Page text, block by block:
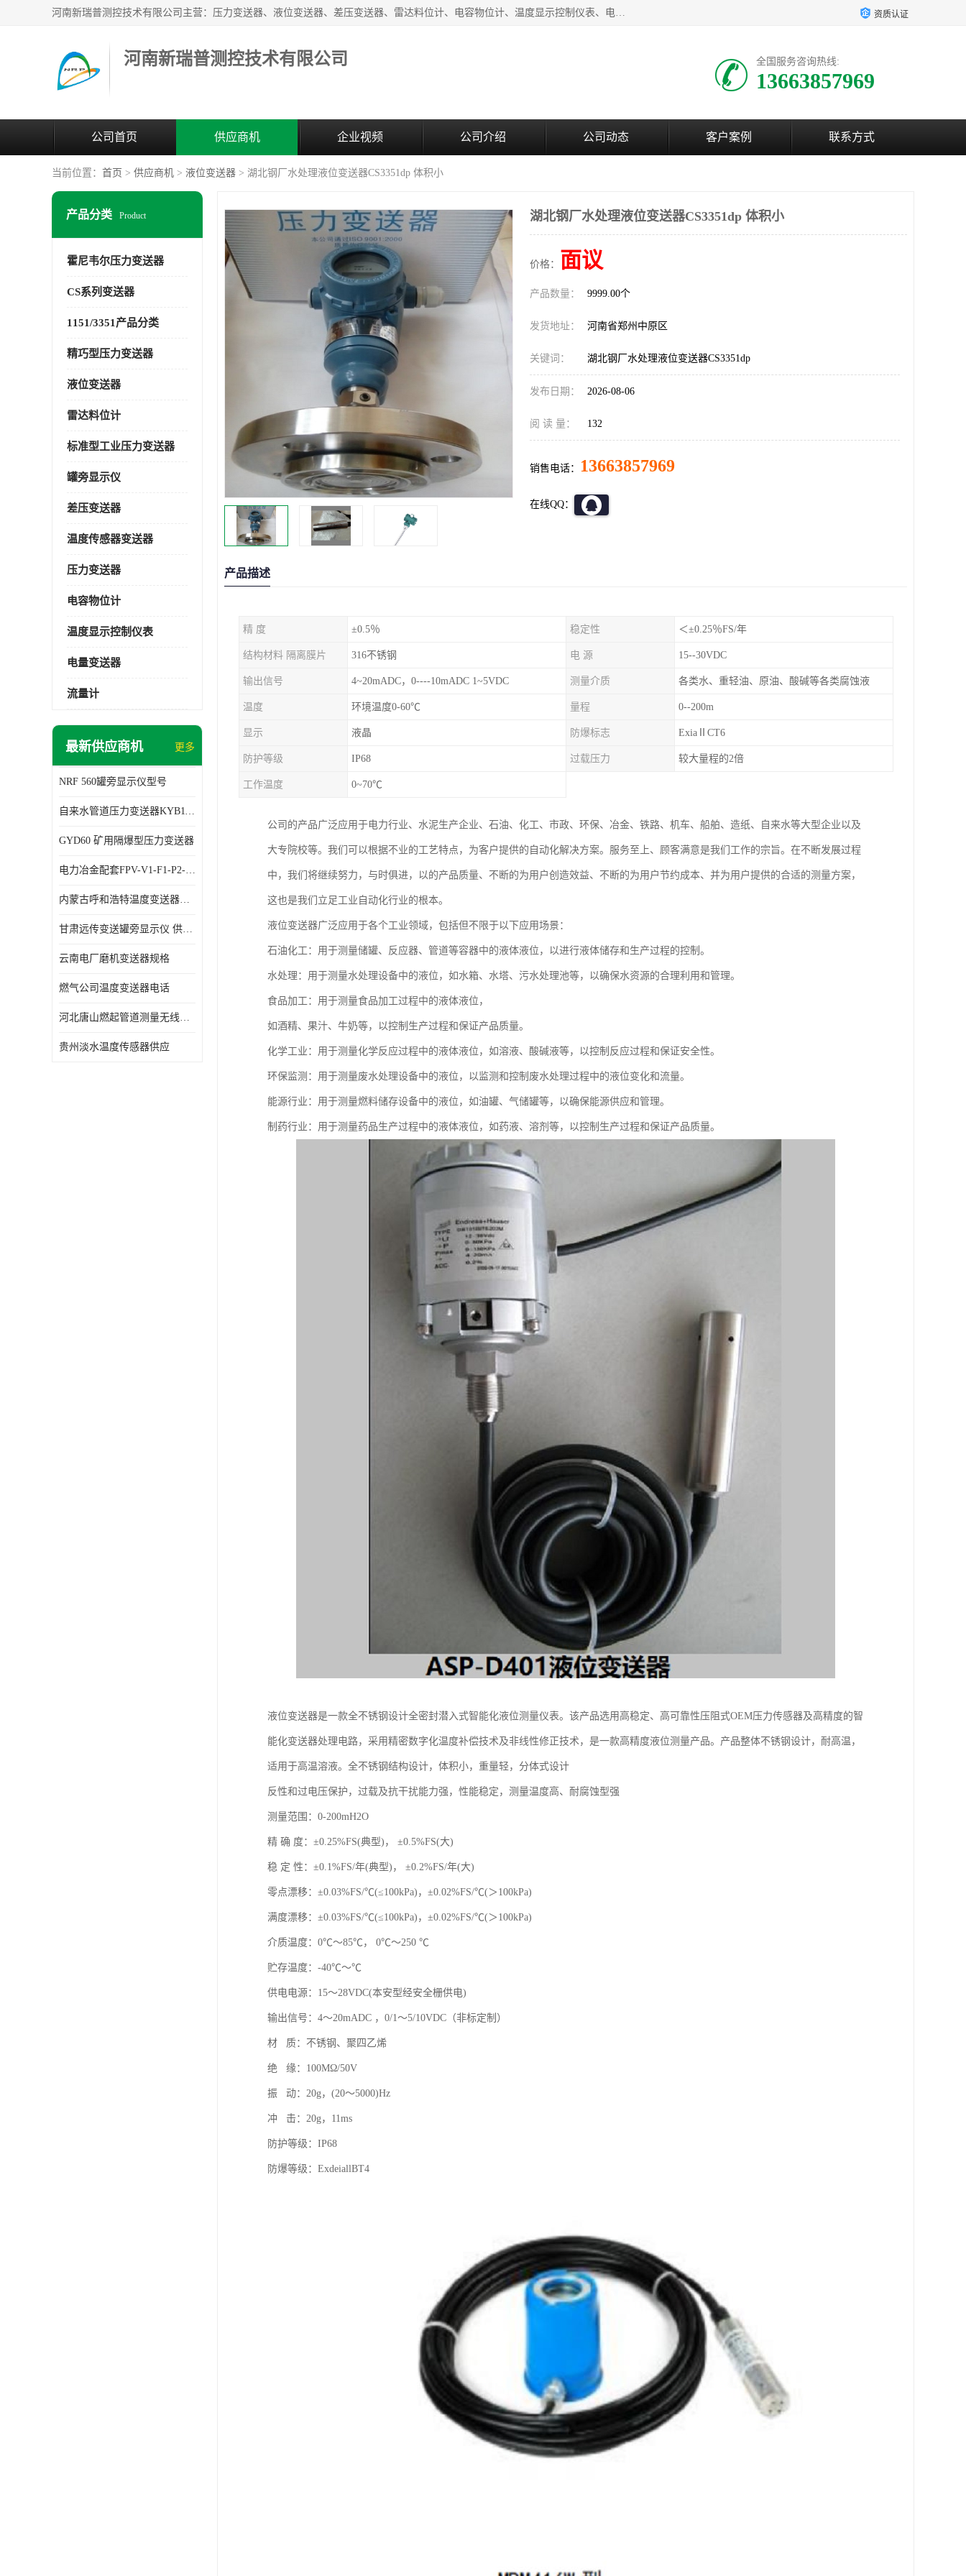
河南新瑞普测控技术有限公司主营：压力变送器、液位变送器、差压变送器、雷达料位计、电容物位计、温度显示控制仪表、电量变送器、流量计、工业自动化系统成套设备。 资质认证
河南新瑞普测控技术有限公司 全国服务咨询热线:
13663857969
公司首页 供应商机 企业视频 公司介绍 公司动态 客户案例 联系方式
当前位置： 首页 > 供应商机 > 液位变送器 > 湖北钢厂水处理液位变送器CS3351dp 体积小
产品分类 Product
霍尼韦尔压力变送器
CS系列变送器
1151/3351产品分类
精巧型压力变送器
液位变送器
雷达料位计
标准型工业压力变送器
罐旁显示仪
差压变送器
温度传感器变送器
压力变送器
电容物位计
温度显示控制仪表
电量变送器
流量计
最新供应商机 更多
NRF 560罐旁显示仪型号
自来水管道压力变送器KYB11G03M2型号 使用方便
GYD60 矿用隔爆型压力变送器
电力冶金配套FPV-V1-F1-P2-03电压变送器
内蒙古呼和浩特温度变送器配套罐旁显示仪供应 性能稳定
甘肃远传变送罐旁显示仪 供应及时
云南电厂磨机变送器规格
燃气公司温度变送器电话
河北唐山燃起管道测量无线压力变送器型号 性能稳定
贵州淡水温度传感器供应
湖北钢厂水处理液位变送器CS3351dp 体积小
价格： 面议
产品数量： 9999.00个
发货地址： 河南省郑州中原区
关键词： 湖北钢厂水处理液位变送器CS3351dp
发布日期： 2026-08-06
阅 读 量： 132
销售电话： 13663857969
在线QQ：
产品描述
精 度 ±0.5％ 稳定性 ＜±0.25％FS/年
结构材料 隔离膜片 316不锈钢 电 源 15--30VDC
输出信号 4~20mADC，0----10mADC 1~5VDC 测量介质 各类水、重轻油、原油、酸碱等各类腐蚀液
温度 环境温度0-60℃ 量程 0--200m
显示 液晶 防爆标志 ExiaⅡCT6
防护等级 IP68 过载压力 较大量程的2倍
工作温度 0~70℃
公司的产品广泛应用于电力行业、水泥生产企业、石油、化工、市政、环保、冶金、铁路、机车、船舶、造纸、自来水等大型企业以及
大专院校等。我们可以根据不业的工艺特点，为客户提供的自动化解决方案。服务至上、顾客满意是我们工作的宗旨。在不断发展过程
中，我们将继续努力，与时俱进，以的产品质量、不断的为用户创造效益、不断的为用户节约成本、并为用户提供的合适的测量方案，
这也是我们立足工业自动化行业的根本。
液位变送器广泛应用于各个工业领域，包括但不限于以下应用场景：
石油化工：用于测量储罐、反应器、管道等容器中的液体液位，以进行液体储存和生产过程的控制。
水处理：用于测量水处理设备中的液位，如水箱、水塔、污水处理池等，以确保水资源的合理利用和管理。
食品加工：用于测量食品加工过程中的液体液位，
如酒精、果汁、牛奶等，以控制生产过程和保证产品质量。
化学工业：用于测量化学反应过程中的液体液位，如溶液、酸碱液等，以控制反应过程和保证安全性。
环保监测：用于测量废水处理设备中的液位，以监测和控制废水处理过程中的液位变化和流量。
能源行业：用于测量燃料储存设备中的液位，如油罐、气储罐等，以确保能源供应和管理。
制药行业：用于测量药品生产过程中的液体液位，如药液、溶剂等，以控制生产过程和保证产品质量。
液位变送器是一款全不锈钢设计全密封潜入式智能化液位测量仪表。该产品选用高稳定、高可靠性压阻式OEM压力传感器及高精度的智
能化变送器处理电路，采用精密数字化温度补偿技术及非线性修正技术，是一款高精度液位测量产品。产品整体不锈钢设计，耐高温，
适用于高温溶液。全不锈钢结构设计，体积小，重量轻，分体式设计
反性和过电压保护，过载及抗干扰能力强，性能稳定，测量温度高、耐腐蚀型强
测量范围：0-200mH2O
精 确 度：±0.25%FS(典型)， ±0.5%FS(大)
稳 定 性：±0.1%FS/年(典型)， ±0.2%FS/年(大)
零点漂移：±0.03%FS/℃(≤100kPa)，±0.02%FS/℃(＞100kPa)
满度漂移：±0.03%FS/℃(≤100kPa)，±0.02%FS/℃(＞100kPa)
介质温度：0℃～85℃， 0℃～250 ℃
贮存温度：-40℃～℃
供电电源：15～28VDC(本安型经安全栅供电)
输出信号：4～20mADC ，0/1～5/10VDC（非标定制）
材 质：不锈钢、聚四乙烯
绝 缘：100MΩ/50V
振 动：20g，(20～5000)Hz
冲 击：20g，11ms
防护等级：IP68
防爆等级：ExdeiallBT4